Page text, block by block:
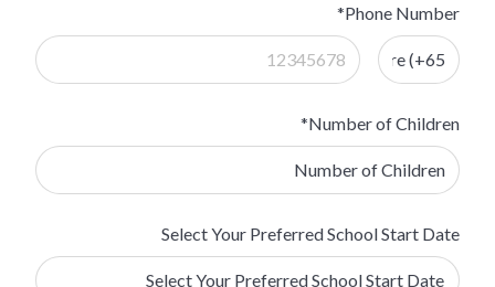
Phone Number*
Number of Children*
Select Your Preferred School Start Date